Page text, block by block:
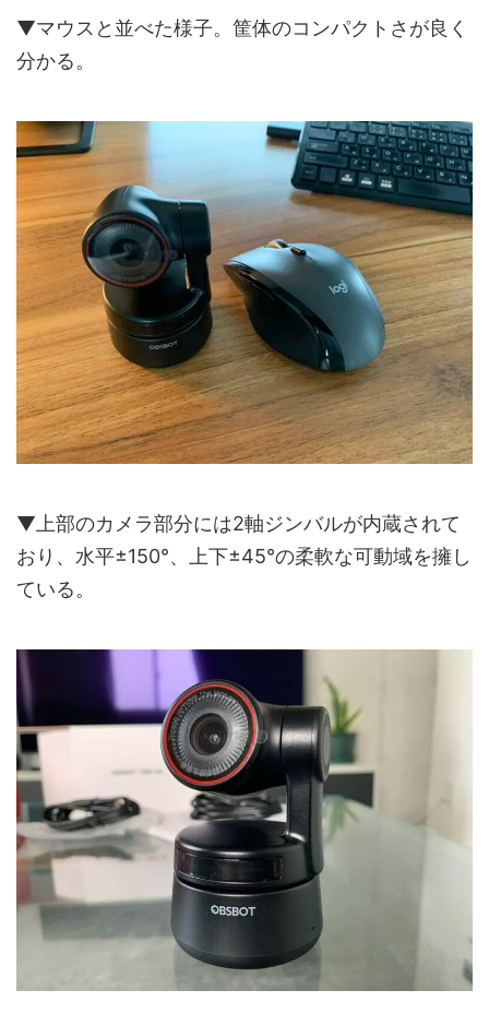
▼マウスと並べた様子。筐体のコンパクトさが良く
分かる。
▼上部のカメラ部分には2軸ジンバルが内蔵されて
おり、水平±150°、上下±45°の柔軟な可動域を擁し
ている。